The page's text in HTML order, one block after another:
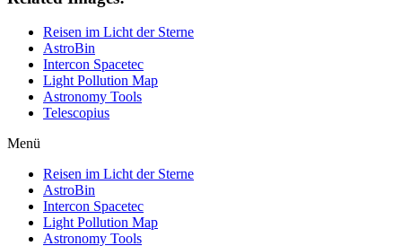
Reisen im Licht der Sterne
AstroBin
Intercon Spacetec
Light Pollution Map
Astronomy Tools
Telescopius
Menü
Reisen im Licht der Sterne
AstroBin
Intercon Spacetec
Light Pollution Map
Astronomy Tools